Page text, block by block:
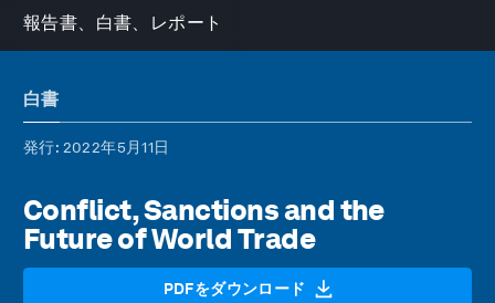
報告書、白書、レポート
白書
発行: 2022年5月11日
Conflict, Sanctions and the
Future of World Trade
PDFをダウンロード